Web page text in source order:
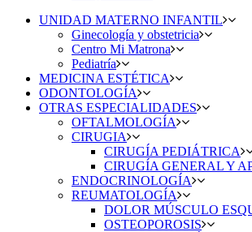
UNIDAD MATERNO INFANTIL
Ginecología y obstetricia
Centro Mi Matrona
Pediatría
MEDICINA ESTÉTICA
ODONTOLOGÍA
OTRAS ESPECIALIDADES
OFTALMOLOGÍA
CIRUGIA
CIRUGÍA PEDIÁTRICA
CIRUGÍA GENERAL Y
ENDOCRINOLOGÍA
REUMATOLOGÍA
DOLOR MÚSCULO
OSTEOPOROSIS